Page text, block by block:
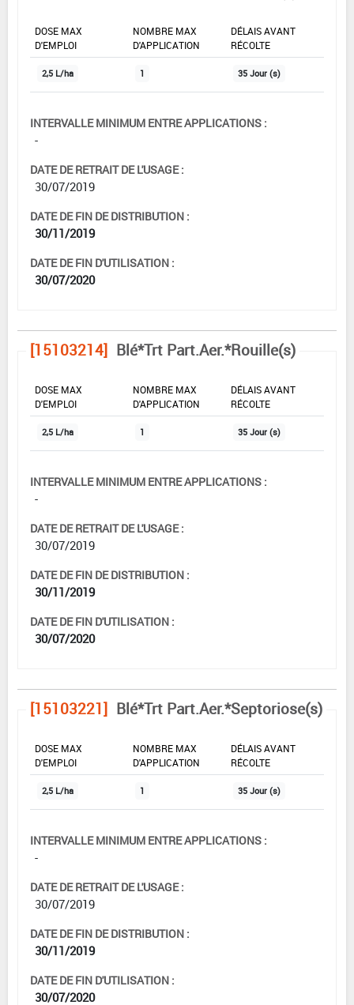
DOSE MAX
D'EMPLOI
NOMBRE MAX
D'APPLICATION
DÉLAIS AVANT
RÉCOLTE
2,5 L/ha 1 35 Jour (s)
INTERVALLE MINIMUM ENTRE APPLICATIONS :
-
DATE DE RETRAIT DE L'USAGE :
30/07/2019
DATE DE FIN DE DISTRIBUTION :
30/11/2019
DATE DE FIN D'UTILISATION :
30/07/2020
[15103214] Blé*Trt Part.Aer.*Rouille(s)
DOSE MAX
D'EMPLOI
NOMBRE MAX
D'APPLICATION
DÉLAIS AVANT
RÉCOLTE
2,5 L/ha 1 35 Jour (s)
INTERVALLE MINIMUM ENTRE APPLICATIONS :
-
DATE DE RETRAIT DE L'USAGE :
30/07/2019
DATE DE FIN DE DISTRIBUTION :
30/11/2019
DATE DE FIN D'UTILISATION :
30/07/2020
[15103221] Blé*Trt Part.Aer.*Septoriose(s)
DOSE MAX
D'EMPLOI
NOMBRE MAX
D'APPLICATION
DÉLAIS AVANT
RÉCOLTE
2,5 L/ha 1 35 Jour (s)
INTERVALLE MINIMUM ENTRE APPLICATIONS :
-
DATE DE RETRAIT DE L'USAGE :
30/07/2019
DATE DE FIN DE DISTRIBUTION :
30/11/2019
DATE DE FIN D'UTILISATION :
30/07/2020